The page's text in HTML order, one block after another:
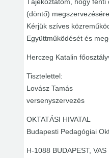
Tájékoztatom, hogy
(döntő)
Kérjük szíves
Együttműködését és
Herczeg Katalin
Tisztelettel:
Lovász Tamás
versenyszervezés
OKTATÁSI HIVATAL
Budapesti Pedagógiai
H-1088 BUDAPEST, VAS